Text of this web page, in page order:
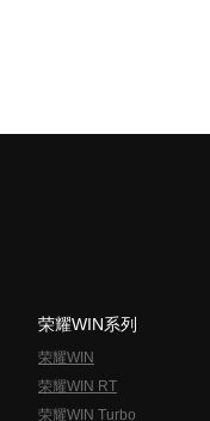
荣耀WIN系列
荣耀WIN
荣耀WIN RT
荣耀WIN Turbo